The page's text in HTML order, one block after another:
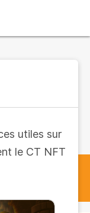
utiles sur
le CT NFT